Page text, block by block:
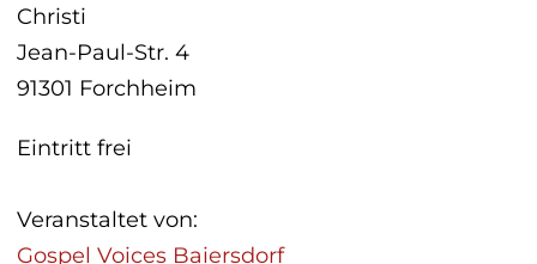
Christi
Jean-Paul-Str. 4
91301 Forchheim
Eintritt frei
Veranstaltet von:
Gospel Voices Baiersdorf